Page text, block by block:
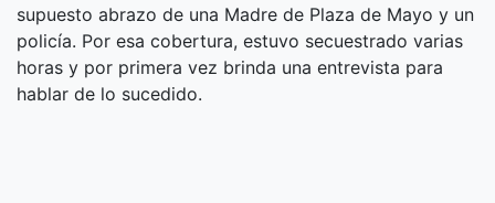
supuesto abrazo de una Madre de Plaza de Mayo y un
policía. Por esa cobertura, estuvo secuestrado varias
horas y por primera vez brinda una entrevista para
hablar de lo sucedido.